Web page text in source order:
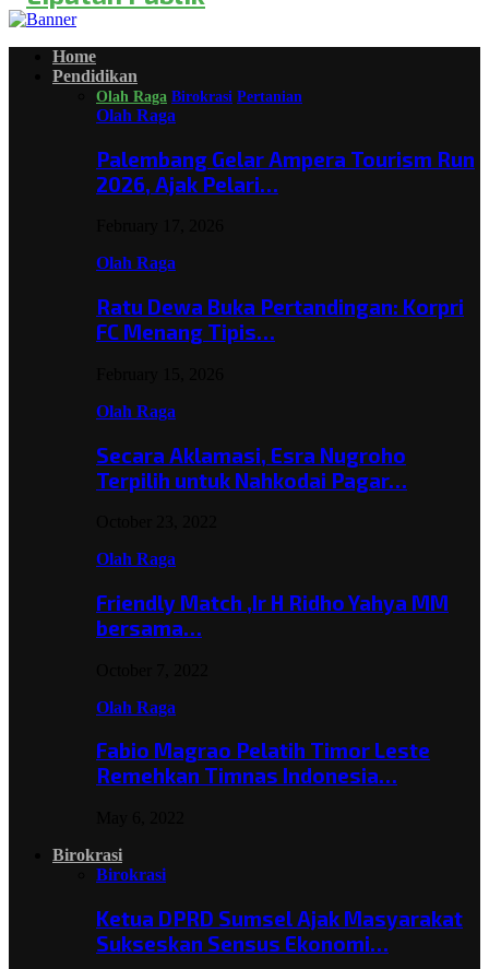
Home
Pendidikan
Olah Raga Birokrasi Pertanian
Olah Raga
Palembang Gelar Ampera Tourism Run
2026, Ajak Pelari…
Olah Raga
Ratu Dewa Buka Pertandingan: Korpri
FC Menang Tipis…
Olah Raga
Secara Aklamasi, Esra Nugroho
Terpilih untuk Nahkodai Pagar…
Olah Raga
Friendly Match ,Ir H Ridho Yahya MM
bersama…
Olah Raga
Fabio Magrao Pelatih Timor Leste
Remehkan Timnas Indonesia…
Birokrasi
Birokrasi
Ketua DPRD Sumsel Ajak Masyarakat
Sukseskan Sensus Ekonomi…